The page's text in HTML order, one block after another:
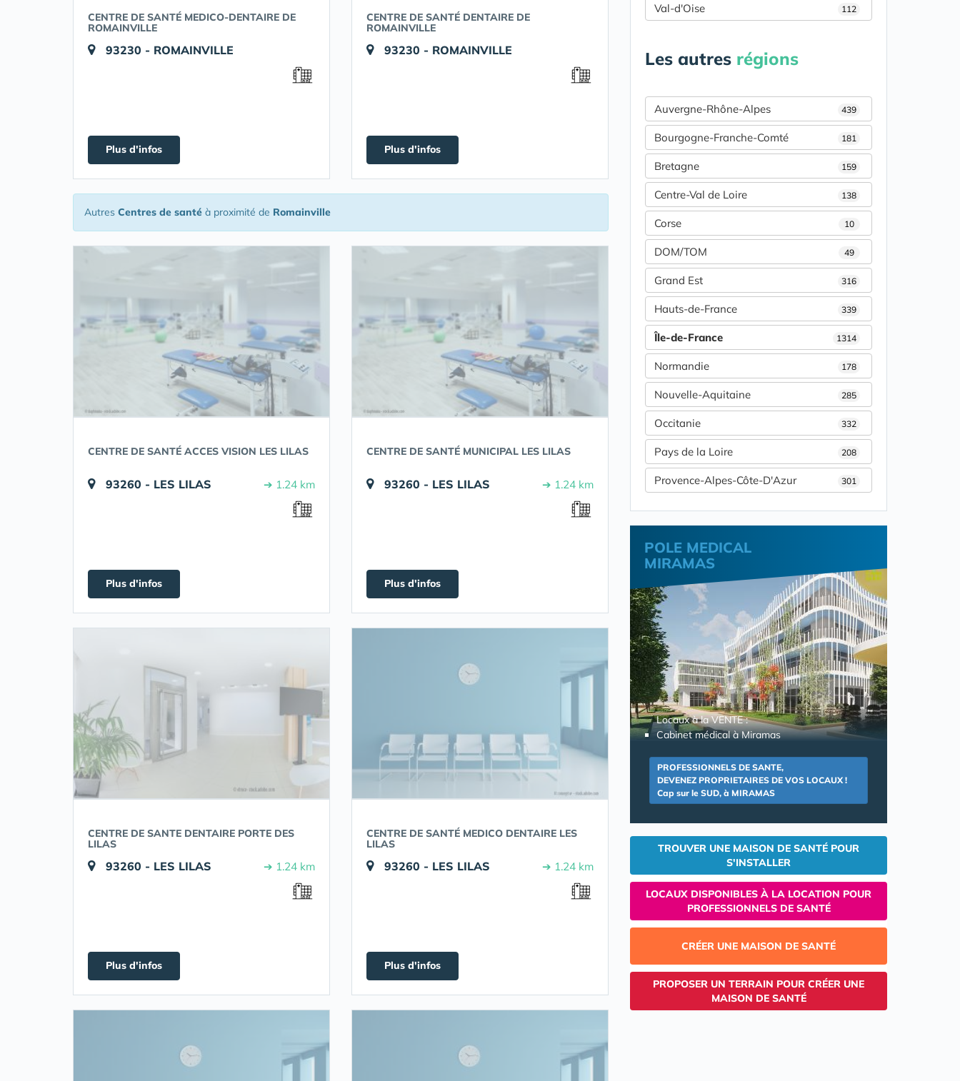
CENTRE DE SANTÉ MEDICO-DENTAIRE DE
ROMAINVILLE
93230 - ROMAINVILLE
Plus d'infos
CENTRE DE SANTÉ DENTAIRE DE
ROMAINVILLE
93230 - ROMAINVILLE
Plus d'infos
Autres Centres de santé à proximité de Romainville
CENTRE DE SANTÉ ACCES VISION LES LILAS
93260 - LES LILAS ➔ 1.24 km
Plus d'infos
CENTRE DE SANTÉ MUNICIPAL LES LILAS
93260 - LES LILAS ➔ 1.24 km
Plus d'infos
CENTRE DE SANTE DENTAIRE PORTE DES
LILAS
93260 - LES LILAS ➔ 1.24 km
Plus d'infos
CENTRE DE SANTÉ MEDICO DENTAIRE LES
LILAS
93260 - LES LILAS ➔ 1.24 km
Plus d'infos
Val-d'Oise 112
Les autres régions
Auvergne-Rhône-Alpes 439
Bourgogne-Franche-Comté 181
Bretagne 159
Centre-Val de Loire 138
Corse 10
DOM/TOM 49
Grand Est 316
Hauts-de-France 339
Île-de-France 1314
Normandie 178
Nouvelle-Aquitaine 285
Occitanie 332
Pays de la Loire 208
Provence-Alpes-Côte-D'Azur 301
POLE MEDICAL
MIRAMAS
Locaux à la VENTE :
Cabinet médical à Miramas
PROFESSIONNELS DE SANTE,
DEVENEZ PROPRIETAIRES DE VOS LOCAUX !
Cap sur le SUD, à MIRAMAS
TROUVER UNE MAISON DE SANTÉ POUR
S'INSTALLER
LOCAUX DISPONIBLES À LA LOCATION POUR
PROFESSIONNELS DE SANTÉ
CRÉER UNE MAISON DE SANTÉ
PROPOSER UN TERRAIN POUR CRÉER UNE
MAISON DE SANTÉ